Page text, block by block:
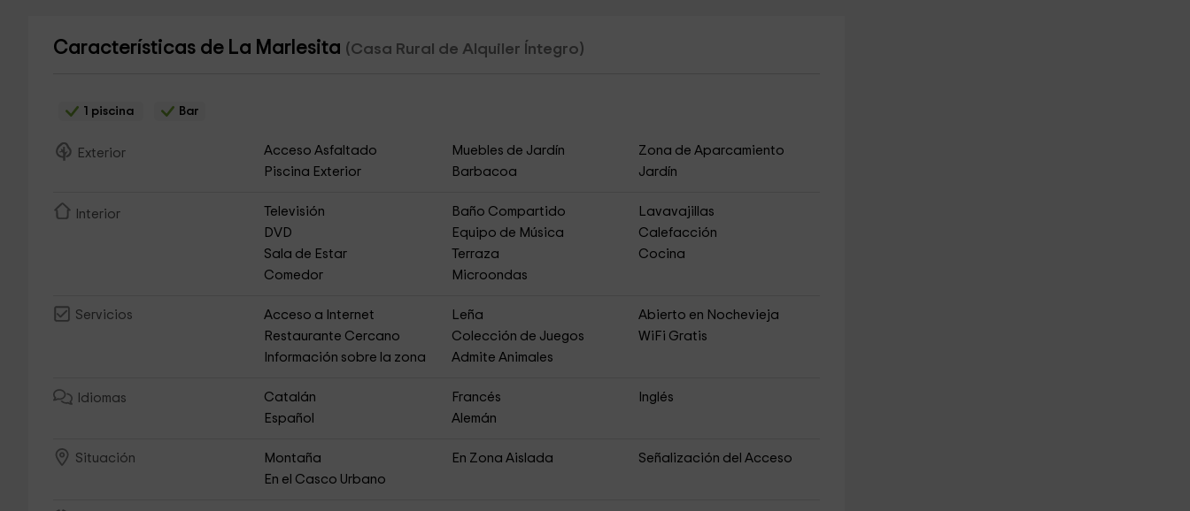
Características de La Marlesita (Casa Rural de Alquiler Íntegro)
1 piscina Bar
Exterior Acceso Asfaltado Muebles de Jardín
Zona de Aparcamiento
Piscina Exterior
Barbacoa Jardín
Interior Televisión Baño Compartido
Lavavajillas
DVD
Equipo de Música
Calefacción
Sala de Estar
Terraza
Cocina
Comedor
Microondas
Servicios Acceso a Internet Leña
Abierto en Nochevieja
Restaurante Cercano
Colección de Juegos
WiFi Gratis
Información sobre la zona
Admite Animales
Idiomas Catalán Francés
Inglés
Español
Alemán
Situación Montaña En Zona Aislada
Señalización del Acceso
En el Casco Urbano